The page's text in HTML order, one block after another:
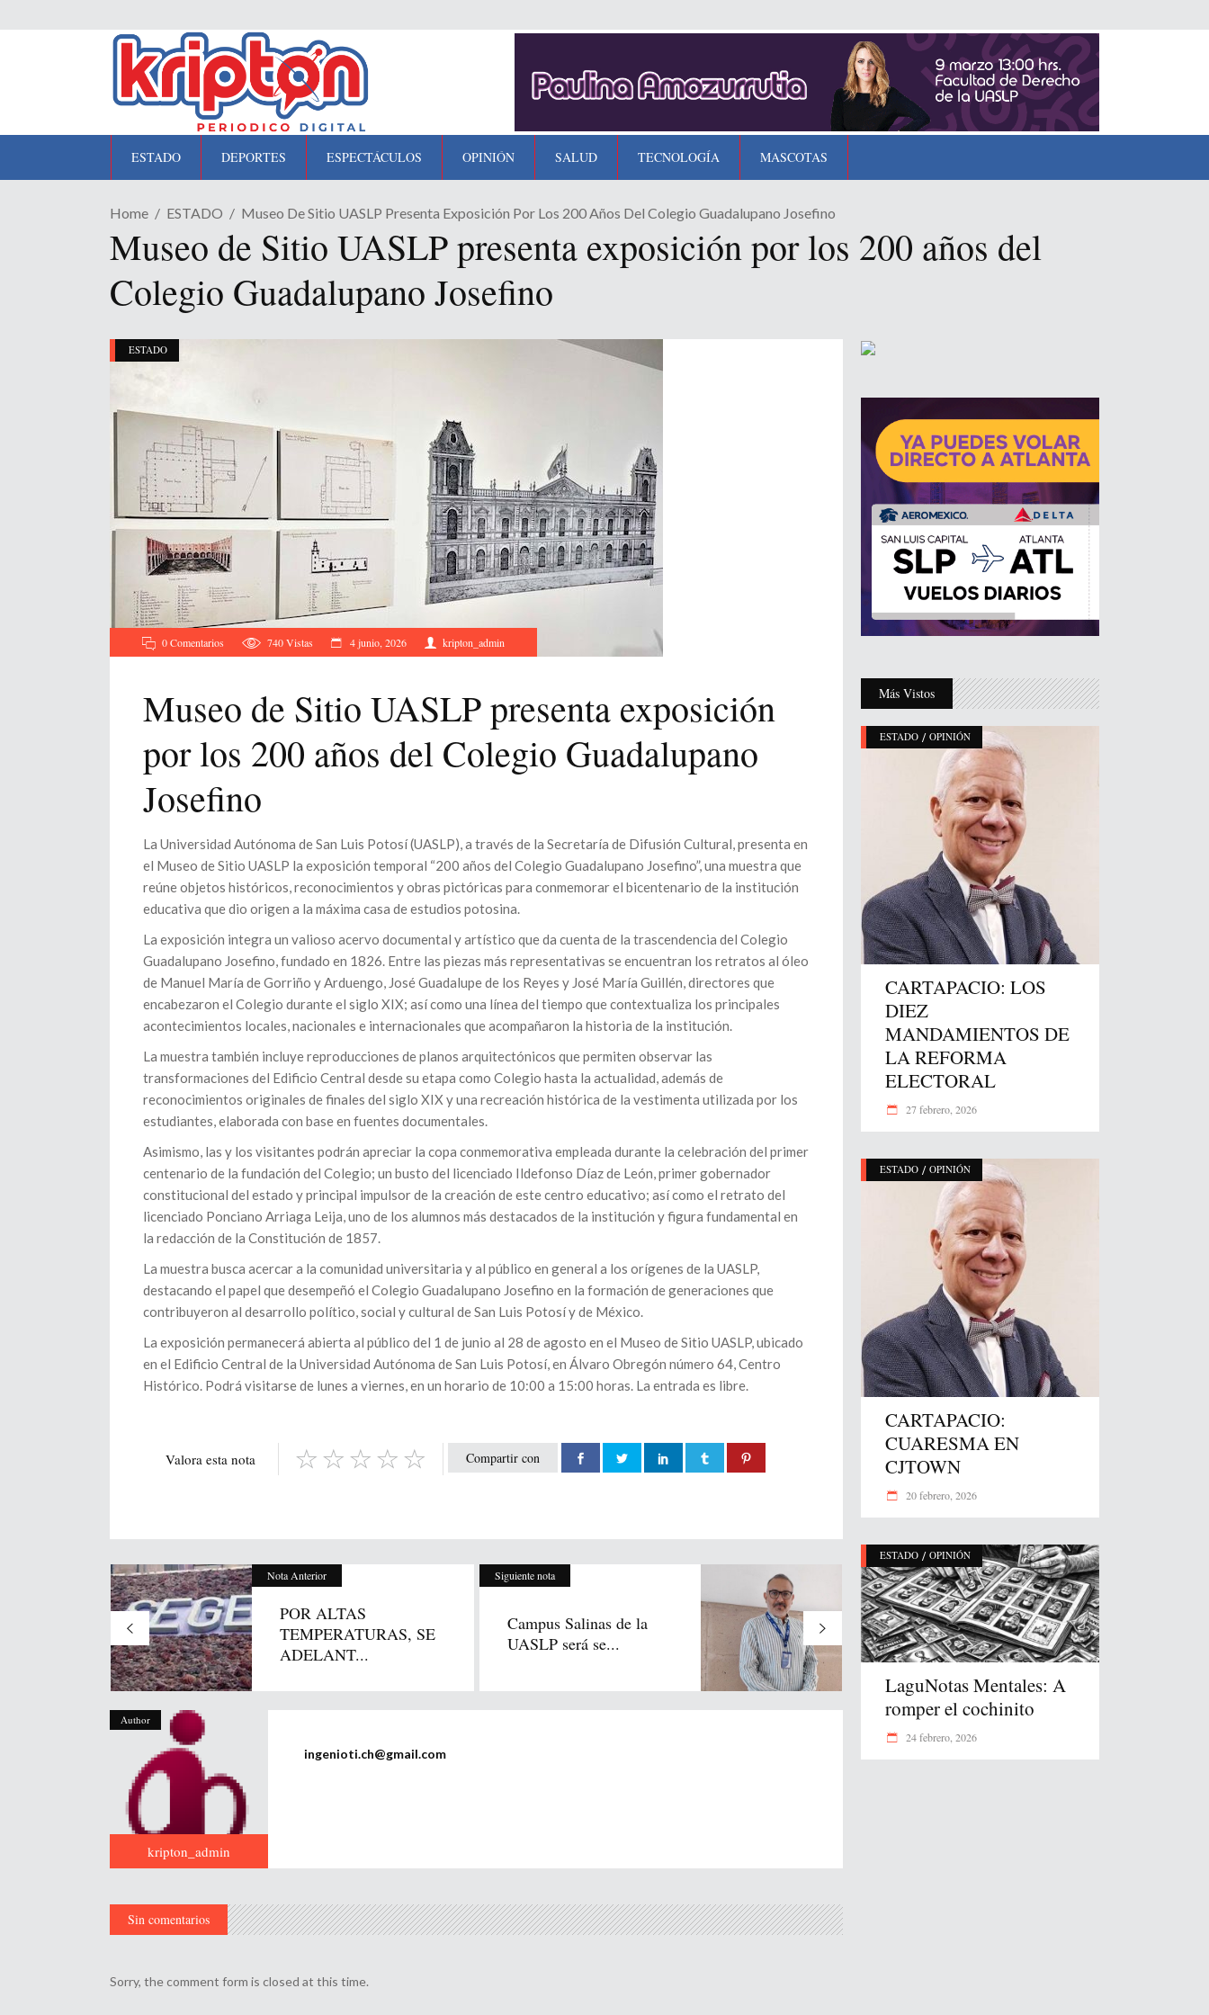
ESTADO DEPORTES ESPECTÁCULOS OPINIÓN SALUD TECNOLOGÍA MASCOTAS
Home ESTADO Museo De Sitio UASLP Presenta Exposición Por Los 200 Años Del Colegio Guadalupano Josefino
Museo de Sitio UASLP presenta exposición por los 200 años del
Colegio Guadalupano Josefino
ESTADO
0 Comentarios 740Vistas 4 junio, 2026 kripton_admin
Museo de Sitio UASLP presenta exposición
por los 200 años del Colegio Guadalupano
Josefino
La Universidad Autónoma de San Luis Potosí (UASLP), a través de la Secretaría de Difusión Cultural, presenta en
el Museo de Sitio UASLP la exposición temporal “200 años del Colegio Guadalupano Josefino”, una muestra que
reúne objetos históricos, reconocimientos y obras pictóricas para conmemorar el bicentenario de la institución
educativa que dio origen a la máxima casa de estudios potosina.
La exposición integra un valioso acervo documental y artístico que da cuenta de la trascendencia del Colegio
Guadalupano Josefino, fundado en 1826. Entre las piezas más representativas se encuentran los retratos al óleo
de Manuel María de Gorriño y Arduengo, José Guadalupe de los Reyes y José María Guillén, directores que
encabezaron el Colegio durante el siglo XIX; así como una línea del tiempo que contextualiza los principales
acontecimientos locales, nacionales e internacionales que acompañaron la historia de la institución.
La muestra también incluye reproducciones de planos arquitectónicos que permiten observar las
transformaciones del Edificio Central desde su etapa como Colegio hasta la actualidad, además de
reconocimientos originales de finales del siglo XIX y una recreación histórica de la vestimenta utilizada por los
estudiantes, elaborada con base en fuentes documentales.
Asimismo, las y los visitantes podrán apreciar la copa conmemorativa empleada durante la celebración del primer
centenario de la fundación del Colegio; un busto del licenciado Ildefonso Díaz de León, primer gobernador
constitucional del estado y principal impulsor de la creación de este centro educativo; así como el retrato del
licenciado Ponciano Arriaga Leija, uno de los alumnos más destacados de la institución y figura fundamental en
la redacción de la Constitución de 1857.
La muestra busca acercar a la comunidad universitaria y al público en general a los orígenes de la UASLP,
destacando el papel que desempeñó el Colegio Guadalupano Josefino en la formación de generaciones que
contribuyeron al desarrollo político, social y cultural de San Luis Potosí y de México.
La exposición permanecerá abierta al público del 1 de junio al 28 de agosto en el Museo de Sitio UASLP, ubicado
en el Edificio Central de la Universidad Autónoma de San Luis Potosí, en Álvaro Obregón número 64, Centro
Histórico. Podrá visitarse de lunes a viernes, en un horario de 10:00 a 15:00 horas. La entrada es libre.
Compartir con
Valora esta nota
Nota Anterior
POR ALTAS
TEMPERATURAS, SE
ADELANT...
Siguiente nota
Campus Salinas de la
UASLP será se...
Author
kripton_admin
ingenioti.ch@gmail.com
Sin comentarios
Sorry, the comment form is closed at this time.
Más Vistos
ESTADO / OPINIÓN
CARTAPACIO: LOS
DIEZ
MANDAMIENTOS DE
LA REFORMA
ELECTORAL
27 febrero, 2026
ESTADO / OPINIÓN
CARTAPACIO:
CUARESMA EN
CJTOWN
20 febrero, 2026
ESTADO / OPINIÓN
LaguNotas Mentales: A
romper el cochinito
24 febrero, 2026